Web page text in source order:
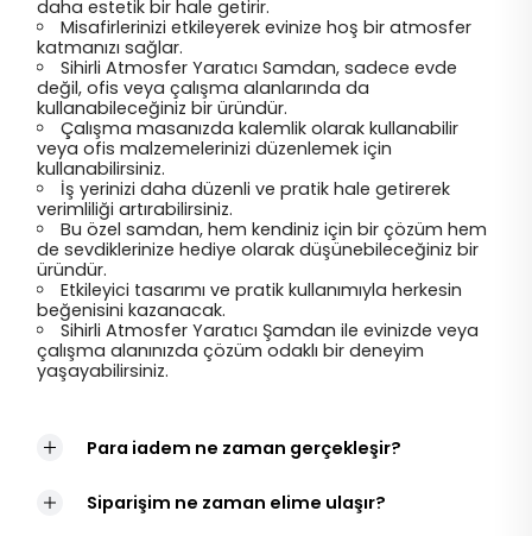
daha estetik bir hale getirir.
Misafirlerinizi etkileyerek evinize hoş bir atmosfer
katmanızı sağlar.
Sihirli Atmosfer Yaratıcı Samdan, sadece evde
değil, ofis veya çalışma alanlarında da
kullanabileceğiniz bir üründür.
Çalışma masanızda kalemlik olarak kullanabilir
veya ofis malzemelerinizi düzenlemek için
kullanabilirsiniz.
İş yerinizi daha düzenli ve pratik hale getirerek
verimliliği artırabilirsiniz.
Bu özel samdan, hem kendiniz için bir çözüm hem
de sevdiklerinize hediye olarak düşünebileceğiniz bir
üründür.
Etkileyici tasarımı ve pratik kullanımıyla herkesin
beğenisini kazanacak.
Sihirli Atmosfer Yaratıcı Şamdan ile evinizde veya
çalışma alanınızda çözüm odaklı bir deneyim
yaşayabilirsiniz.
Para iadem ne zaman gerçekleşir?
Siparişim ne zaman elime ulaşır?